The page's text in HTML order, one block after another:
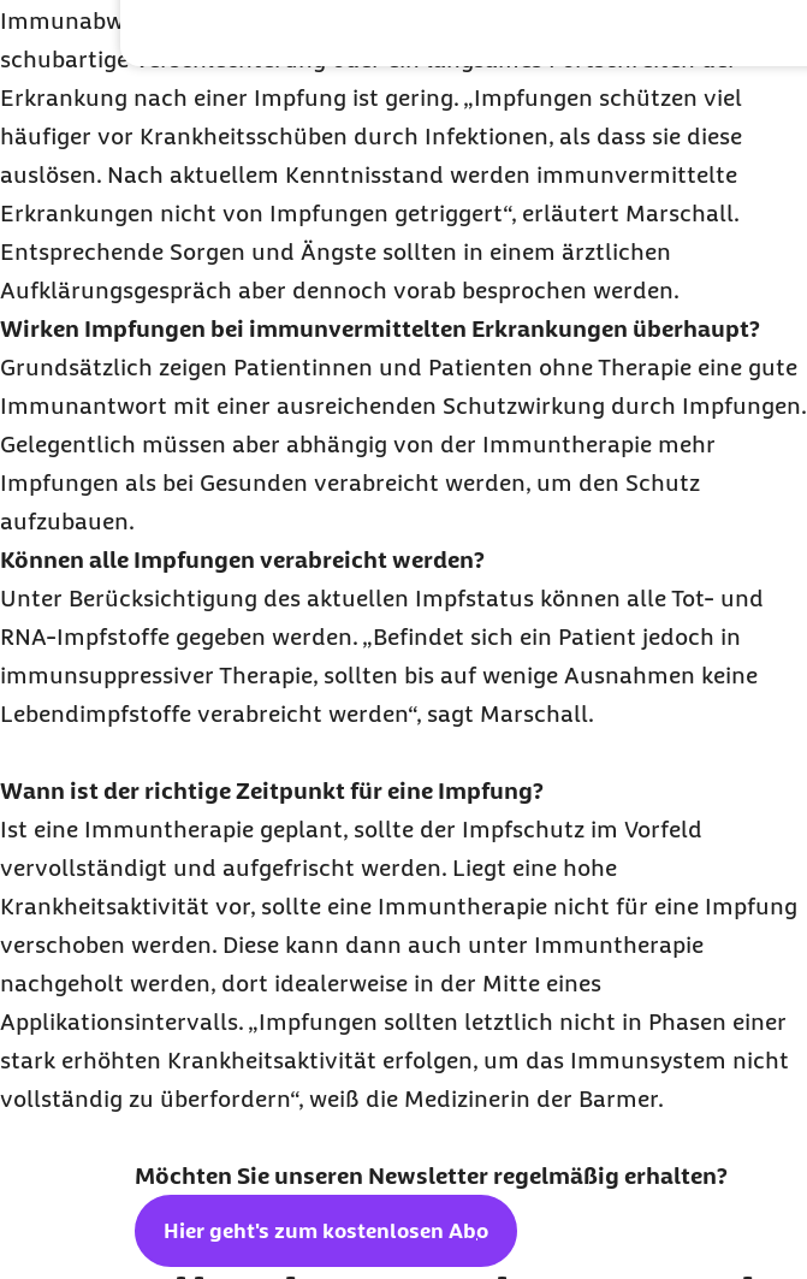
Immunabwehr gegen eine Infektion aufzubauen. Das Risiko für eine
schubartige Verschlechterung oder ein langsames Fortschreiten der
Erkrankung nach einer Impfung ist gering. „Impfungen schützen viel
häufiger vor Krankheitsschüben durch Infektionen, als dass sie diese
auslösen. Nach aktuellem Kenntnisstand werden immunvermittelte
Erkrankungen nicht von Impfungen getriggert“, erläutert Marschall.
Entsprechende Sorgen und Ängste sollten in einem ärztlichen
Aufklärungsgespräch aber dennoch vorab besprochen werden.
Wirken Impfungen bei immunvermittelten Erkrankungen überhaupt?
Grundsätzlich zeigen Patientinnen und Patienten ohne Therapie eine gute
Immunantwort mit einer ausreichenden Schutzwirkung durch Impfungen.
Gelegentlich müssen aber abhängig von der Immuntherapie mehr
Impfungen als bei Gesunden verabreicht werden, um den Schutz
aufzubauen.
Können alle Impfungen verabreicht werden?
Unter Berücksichtigung des aktuellen Impfstatus können alle Tot- und
RNA-Impfstoffe gegeben werden. „Befindet sich ein Patient jedoch in
immunsuppressiver Therapie, sollten bis auf wenige Ausnahmen keine
Lebendimpfstoffe verabreicht werden“, sagt Marschall.
Wann ist der richtige Zeitpunkt für eine Impfung?
Ist eine Immuntherapie geplant, sollte der Impfschutz im Vorfeld
vervollständigt und aufgefrischt werden. Liegt eine hohe
Krankheitsaktivität vor, sollte eine Immuntherapie nicht für eine Impfung
verschoben werden. Diese kann dann auch unter Immuntherapie
nachgeholt werden, dort idealerweise in der Mitte eines
Applikationsintervalls. „Impfungen sollten letztlich nicht in Phasen einer
stark erhöhten Krankheitsaktivität erfolgen, um das Immunsystem nicht
vollständig zu überfordern“, weiß die Medizinerin der Barmer.
Möchten Sie unseren Newsletter regelmäßig erhalten?
Hier geht's zum kostenlosen Abo